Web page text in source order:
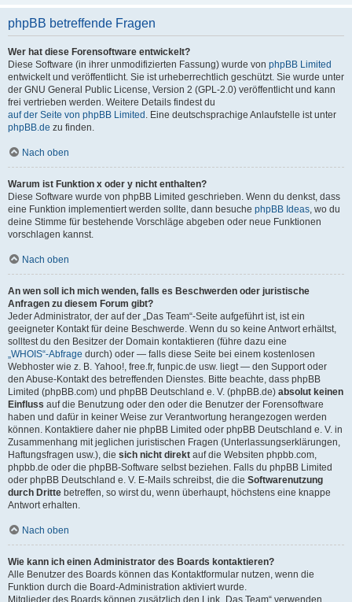
phpBB betreffende Fragen
Wer hat diese Forensoftware entwickelt?
Diese Software (in ihrer unmodifizierten Fassung) wurde von phpBB Limited
entwickelt und veröffentlicht. Sie ist urheberrechtlich geschützt. Sie wurde unter
der GNU General Public License, Version 2 (GPL-2.0) veröffentlicht und kann
frei vertrieben werden. Weitere Details findest du
auf der Seite von phpBB Limited . Eine deutschsprachige Anlaufstelle ist unter
phpBB.de zu finden.
Nach oben
Warum ist Funktion x oder y nicht enthalten?
Diese Software wurde von phpBB Limited geschrieben. Wenn du denkst, dass
eine Funktion implementiert werden sollte, dann besuche phpBB Ideas, wo du
deine Stimme für bestehende Vorschläge abgeben oder neue Funktionen
vorschlagen kannst.
Nach oben
An wen soll ich mich wenden, falls es Beschwerden oder juristische
Anfragen zu diesem Forum gibt?
Jeder Administrator, der auf der „Das Team“-Seite aufgeführt ist, ist ein
geeigneter Kontakt für deine Beschwerde. Wenn du so keine Antwort erhältst,
solltest du den Besitzer der Domain kontaktieren (führe dazu eine
„WHOIS“-Abfrage durch) oder — falls diese Seite bei einem kostenlosen
Webhoster wie z. B. Yahoo!, free.fr, funpic.de usw. liegt — den Support oder
den Abuse-Kontakt des betreffenden Dienstes. Bitte beachte, dass phpBB
Limited (phpBB.com) und phpBB Deutschland e. V. (phpBB.de) absolut keinen
Einfluss auf die Benutzung oder den oder die Benutzer der Forensoftware
haben und dafür in keiner Weise zur Verantwortung herangezogen werden
können. Kontaktiere daher nie phpBB Limited oder phpBB Deutschland e. V. in
Zusammenhang mit jeglichen juristischen Fragen (Unterlassungserklärungen,
Haftungsfragen usw.), die sich nicht direkt auf die Websiten phpbb.com,
phpbb.de oder die phpBB-Software selbst beziehen. Falls du phpBB Limited
oder phpBB Deutschland e. V. E-Mails schreibst, die die Softwarenutzung
durch Dritte betreffen, so wirst du, wenn überhaupt, höchstens eine knappe
Antwort erhalten.
Nach oben
Wie kann ich einen Administrator des Boards kontaktieren?
Alle Benutzer des Boards können das Kontaktformular nutzen, wenn die
Funktion durch die Board-Administration aktiviert wurde.
Mitglieder des Boards können zusätzlich den Link „Das Team“ verwenden.